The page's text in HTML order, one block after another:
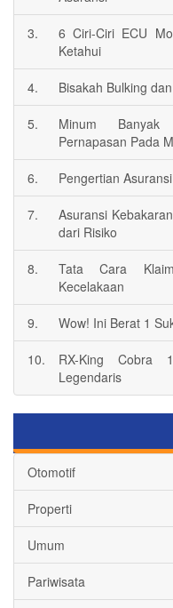
3.
6 Ciri-Ciri ECU
Ketahui
4. Bisakah Bulking
5.
Minum
Pernapasan Pada
6. Pengertian
7.
Asuransi
dari Risiko
8.
Tata Cara
Kecelakaan
9. Wow! Ini Berat 1
10.
RX-King Cobra
Legendaris
Otomotif
Properti
Umum
Pariwisata